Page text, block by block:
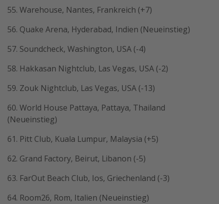
55. Warehouse, Nantes, Frankreich (+7)
56. Quake Arena, Hyderabad, Indien (Neueinstieg)
57. Soundcheck, Washington, USA (-4)
58. Hakkasan Nightclub, Las Vegas, USA (-2)
59. Zouk Nightclub, Las Vegas, USA (-13)
60. World House Pattaya, Pattaya, Thailand
(Neueinstieg)
61. Pitt Club, Kuala Lumpur, Malaysia (+5)
62. Grand Factory, Beirut, Libanon (-5)
63. FarOut Beach Club, Ios, Griechenland (-3)
64. Room26, Rom, Italien (Neueinstieg)